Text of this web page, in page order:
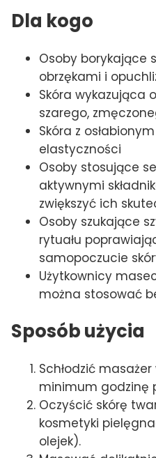
Dla kogo
Osoby borykające
obrzękami i
Skóra wykazująca
szarego,
Skóra z
elastyczności
Osoby stosujące
aktywnymi
zwiększyć ich
Osoby szukające
rytuału
samopoczucie
Użytkownicy
można stosować
Sposób użycia
Schłodzić
minimum godzinę
Oczyścić skórę
kosmetyki
olejek).